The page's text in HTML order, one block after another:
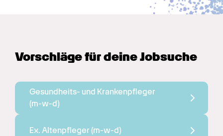
Vorschläge für deine Jobsuche
(m-w-d)
Ex. Altenpfleger (m-w-d)